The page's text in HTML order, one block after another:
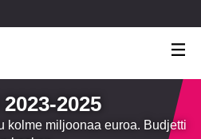
2025
kolme miljoonaa euroa. Budjetti